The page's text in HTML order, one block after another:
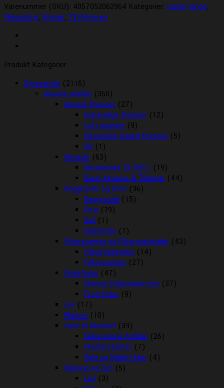
Varenummer (SKU): 4057052062964 Kategorier: Læder lange,
Rideudstyr, Støvler, Til Rytteren
Produkt Kategorier
Dyrecenter (2116)
Akvarie artikler (350)
Akvarie Pumper (27)
Indvendige Pumper (12)
Luft pumper (9)
Udvendige Spand Pumper (5)
UV (1)
Akvarier (63)
Akvariesæt 10-260 L (19)
Biorb Akvarier & Tilbehør (44)
Baggrunde og Sten (36)
Baggrunde (15)
Grus (19)
Soil (1)
Substrate (1)
Filtersvampe og Filtermaterialer (43)
Filtermaterialer (14)
Filtersvampe (27)
Fiskefoder (47)
Diverse Fiskefoder mm (37)
Frostfoder (9)
Lys (17)
Planter (10)
Pynt til Akvariet (39)
Dekorations Artikler (26)
Plastik Planter (7)
Reje og Malle Huler (4)
Silicone og Lim (5)
Lim (3)